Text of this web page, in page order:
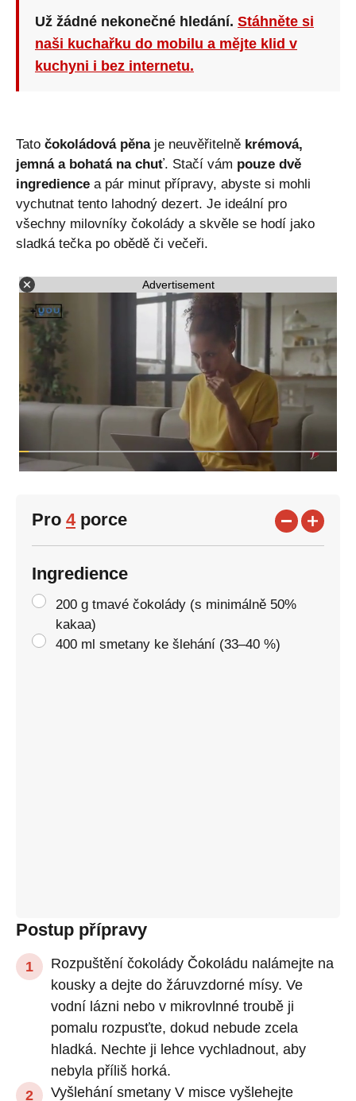
Už žádné nekonečné hledání. Stáhněte si
naši kuchařku do mobilu a mějte klid v
kuchyni i bez internetu.
Tato čokoládová pěnaje neuvěřitelně krémová,
jemná a bohatá na chuť. Stačí vám pouze dvě
ingredience a pár minut přípravy, abyste si mohli
vychutnat tento lahodný dezert. Je ideální pro
všechny milovníky čokolády a skvěle se hodí jako
sladká tečka po obědě či večeři.
Advertisement
Pro 4porce
Ingredience
200 g tmavé čokolády (s minimálně 50%
kakaa)
400 ml smetany ke šlehání (33–40 %)
Postup přípravy
Rozpuštění čokolády Čokoládu nalámejte na
kousky a dejte do žáruvzdorné mísy. Ve
vodní lázni nebo v mikrovlnné troubě ji
pomalu rozpusťte, dokud nebude zcela
hladká. Nechte ji lehce vychladnout, aby
nebyla příliš horká.
Vyšlehání smetany V misce vyšlehejte